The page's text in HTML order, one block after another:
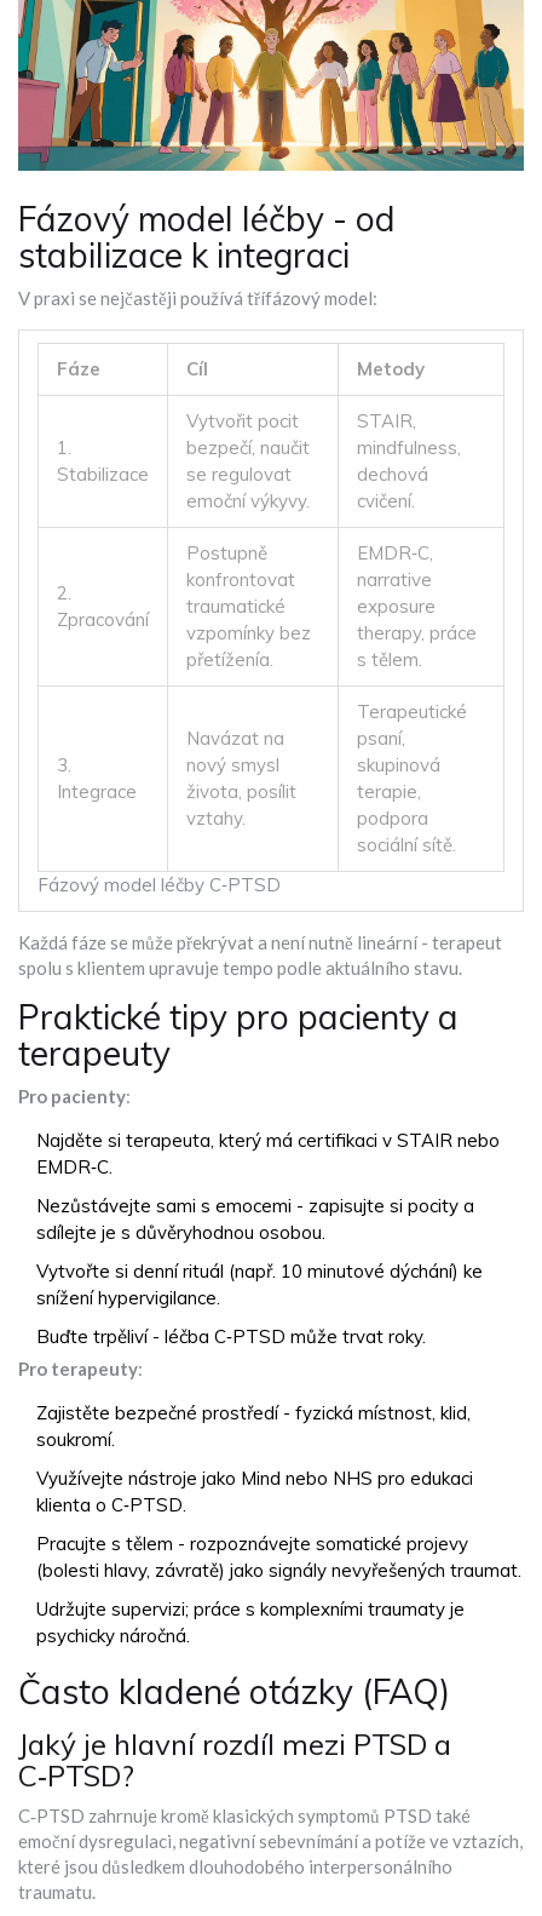
Fázový model léčby - od
stabilizace k integraci
V praxi se nejčastěji používá třífázový model:
Fázový model léčby C‑PTSD
Fáze Cíl Metody
1.
Stabilizace
Vytvořit pocit
bezpečí, naučit
se regulovat
emoční výkyvy.
STAIR,
mindfulness,
dechová
cvičení.
2.
Zpracování
Postupně
konfrontovat
traumatické
vzpomínky bez
přetíženía.
EMDR‑C,
narrative
exposure
therapy, práce
s tělem.
3.
Integrace
Navázat na
nový smysl
života, posílit
vztahy.
Terapeutické
psaní,
skupinová
terapie,
podpora
sociální sítě.
Každá fáze se může překrývat a není nutně lineární - terapeut
spolu s klientem upravuje tempo podle aktuálního stavu.
Praktické tipy pro pacienty a
terapeuty
Pro pacienty:
Najděte si terapeuta, který má certifikaci v STAIR nebo
EMDR‑C.
Nezůstávejte sami s emocemi - zapisujte si pocity a
sdílejte je s důvěryhodnou osobou.
Vytvořte si denní rituál (např. 10 minutové dýchání) ke
snížení hypervigilance.
Buďte trpěliví - léčba C‑PTSD může trvat roky.
Pro terapeuty:
Zajistěte bezpečné prostředí - fyzická místnost, klid,
soukromí.
Využívejte nástroje jako Mind nebo NHS pro edukaci
klienta o C‑PTSD.
Pracujte s tělem - rozpoznávejte somatické projevy
(bolesti hlavy, závratě) jako signály nevyřešených traumat.
Udržujte supervizi; práce s komplexními traumaty je
psychicky náročná.
Často kladené otázky (FAQ)
Jaký je hlavní rozdíl mezi PTSD a
C‑PTSD?
C‑PTSD zahrnuje kromě klasických symptomů PTSD také
emoční dysregulaci, negativní sebevnímání a potíže ve vztazích,
které jsou důsledkem dlouhodobého interpersonálního
traumatu.